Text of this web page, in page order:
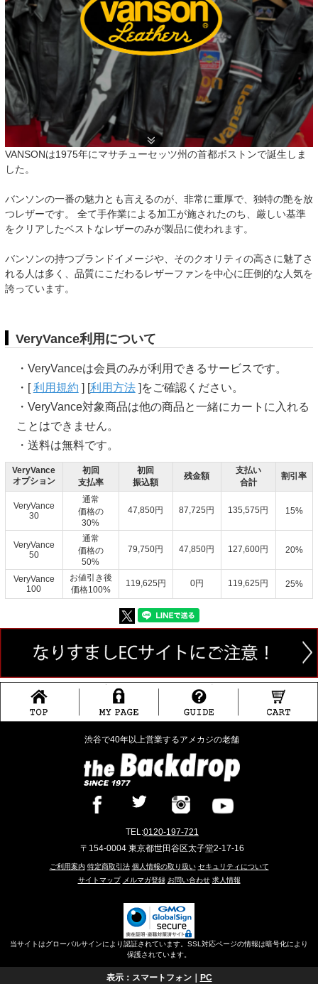
VANSONは1975年にマサチューセッツ州の首都ボストンで誕生しま
した。
バンソンの一番の魅力とも言えるのが、非常に重厚で、独特の艶を放
つレザーです。 全て手作業による加工が施されたのち、厳しい基準
をクリアしたベストなレザーのみが製品に使われます。
バンソンの持つブランドイメージや、そのクオリティの高さに魅了さ
れる人は多く、品質にこだわるレザーファンを中心に圧倒的な人気を
誇っています。
VeryVance利用について
・VeryVanceは会員のみが利用できるサービスです。
・[利用規約 ] [利用方法]をご確認ください。
・VeryVance対象商品は他の商品と一緒にカートに入れる
ことはできません。
・送料は無料です。
VeryVance
オプション
初回
支払率
初回
振込額
残金額
支払い
合計
割引率
VeryVance
30
通常
価格の
30%
47,850円 87,725円 135,575円 15%
VeryVance
50
通常
価格の
50%
79,750円 47,850円 127,600円 20%
VeryVance
100
お値引き後
価格100%
119,625円 0円 119,625円 25%
渋谷で40年以上営業するアメカジの老舗
TEL:0120-197-721
〒154-0004 東京都世田谷区太子堂2-17-16
ご利用案内 特定商取引法 個人情報の取り扱い セキュリティについて
サイトマップ メルマガ登録 お問い合わせ 求人情報
当サイトはグローバルサインにより認証されています。SSL対応ページの情報は暗号化により
保護されています。
表示：スマートフォン｜ PC